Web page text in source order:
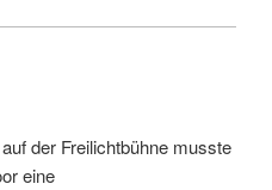
der Freilichtbühne musste
eine